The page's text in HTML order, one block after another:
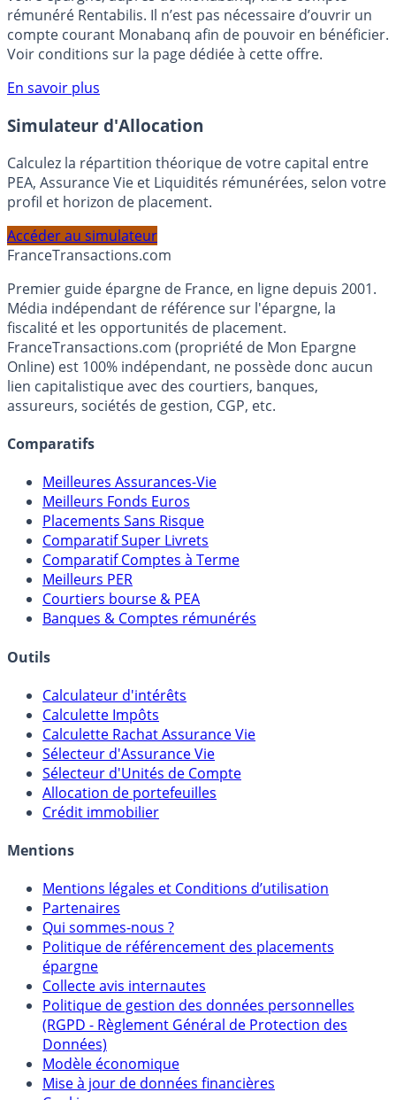
Bénéficiez de cette offre de placement sans risque pour
votre épargne, auprès de Monabanq, via le compte
rémunéré Rentabilis. Il n’est pas nécessaire d’ouvrir un
Voir conditions sur la page dédiée à cette offre.
En savoir plus
Simulateur d'Allocation
Calculez la répartition théorique de votre capital entre
profil et horizon de placement.
FranceTransactions.com
Premier guide épargne de France, en ligne depuis 2001.
Média indépendant de référence sur l'épargne, la
fiscalité et les opportunités de placement.
FranceTransactions.com (propriété de Mon Epargne
Online) est 100% indépendant, ne possède donc aucun
assureurs, sociétés de gestion, CGP, etc.
Comparatifs
Meilleures Assurances-Vie
Meilleurs Fonds Euros
Placements Sans Risque
Comparatif Super Livrets
Comparatif Comptes à Terme
Meilleurs PER
Banques & Comptes rémunérés
Outils
Calculateur d'intérêts
Calculette Impôts
Calculette Rachat Assurance Vie
Sélecteur d'Assurance Vie
Sélecteur d'Unités de Compte
Crédit immobilier
Mentions
Mentions légales et Conditions d’utilisation
Partenaires
Qui sommes-nous ?
Politique de référencement des placements
épargne
Collecte avis internautes
Politique de gestion des données personnelles
(RGPD - Règlement Général de Protection des
Données)